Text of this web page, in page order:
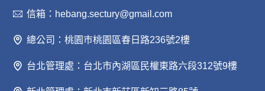
信箱：hebang.sectury@gmail.com
總公司：桃園巿桃園區春日路236號2樓
台北管理處：台北市內湖區民權東路六段312號9樓